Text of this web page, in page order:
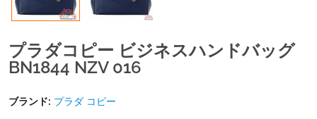
プラダコピー ビジネスハンドバッグ
BN1844 NZV 016
ブランド: プラダ コピー